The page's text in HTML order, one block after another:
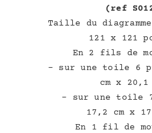
(ref
Taille du
121 x 121
En 2 fils de
– sur une toile 6
cm x 20,1
– sur une toile
17,2 cm x
En 1 fil de